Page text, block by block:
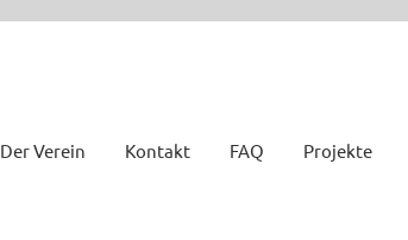
Der Verein Kontakt FAQ Projekte